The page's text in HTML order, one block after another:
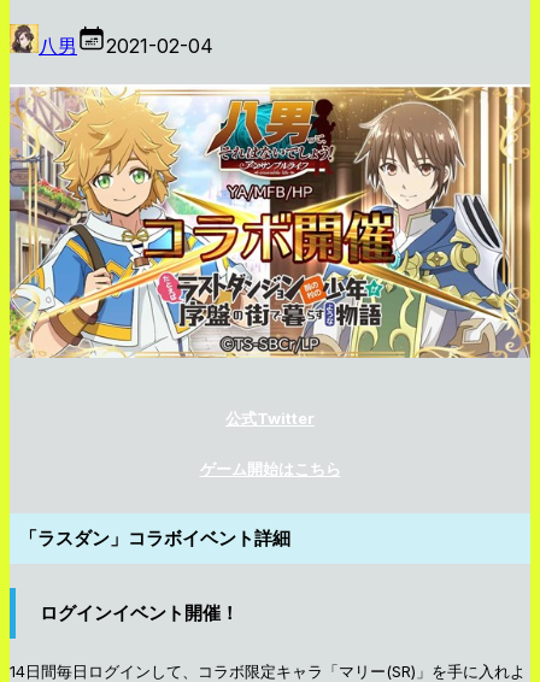
八男 2021-02-04
公式Twitter
ゲーム開始はこちら
「ラスダン」コラボイベント詳細
ログインイベント開催！
14日間毎日ログインして、コラボ限定キャラ「マリー(SR)」を手に入れよ